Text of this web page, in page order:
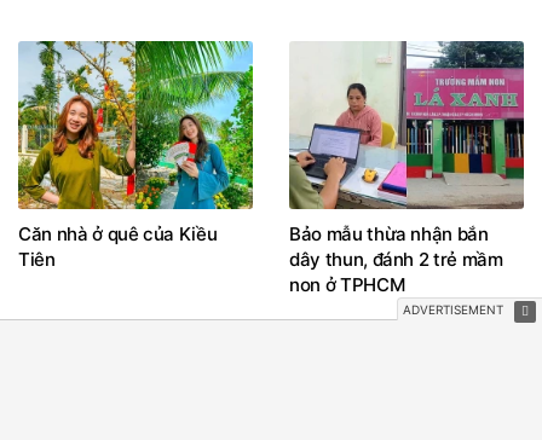
Căn nhà ở quê của Kiều
Tiên
Bảo mẫu thừa nhận bắn
dây thun, đánh 2 trẻ mầm
non ở TPHCM